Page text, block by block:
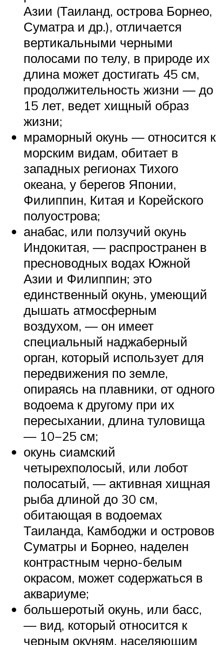
Азии (Таиланд, острова Борнео,
Суматра и др.), отличается
вертикальными черными
полосами по телу, в природе их
длина может достигать 45 см,
продолжительность жизни — до
15 лет, ведет хищный образ
жизни;
мраморный окунь — относится к
морским видам, обитает в
западных регионах Тихого
океана, у берегов Японии,
Филиппин, Китая и Корейского
полуострова;
анабас, или ползучий окунь
Индокитая, — распространен в
пресноводных водах Южной
Азии и Филиппин; это
единственный окунь, умеющий
дышать атмосферным
воздухом, — он имеет
специальный наджаберный
орган, который использует для
передвижения по земле,
опираясь на плавники, от одного
водоема к другому при их
пересыхании, длина туловища
— 10−25 см;
окунь сиамский
четырехполосый, или лобот
полосатый, — активная хищная
рыба длиной до 30 см,
обитающая в водоемах
Таиланда, Камбоджи и островов
Суматры и Борнео, наделен
контрастным черно-белым
окрасом, может содержаться в
аквариуме;
большеротый окунь, или басс,
— вид, который относится к
черным окуням, населяющим